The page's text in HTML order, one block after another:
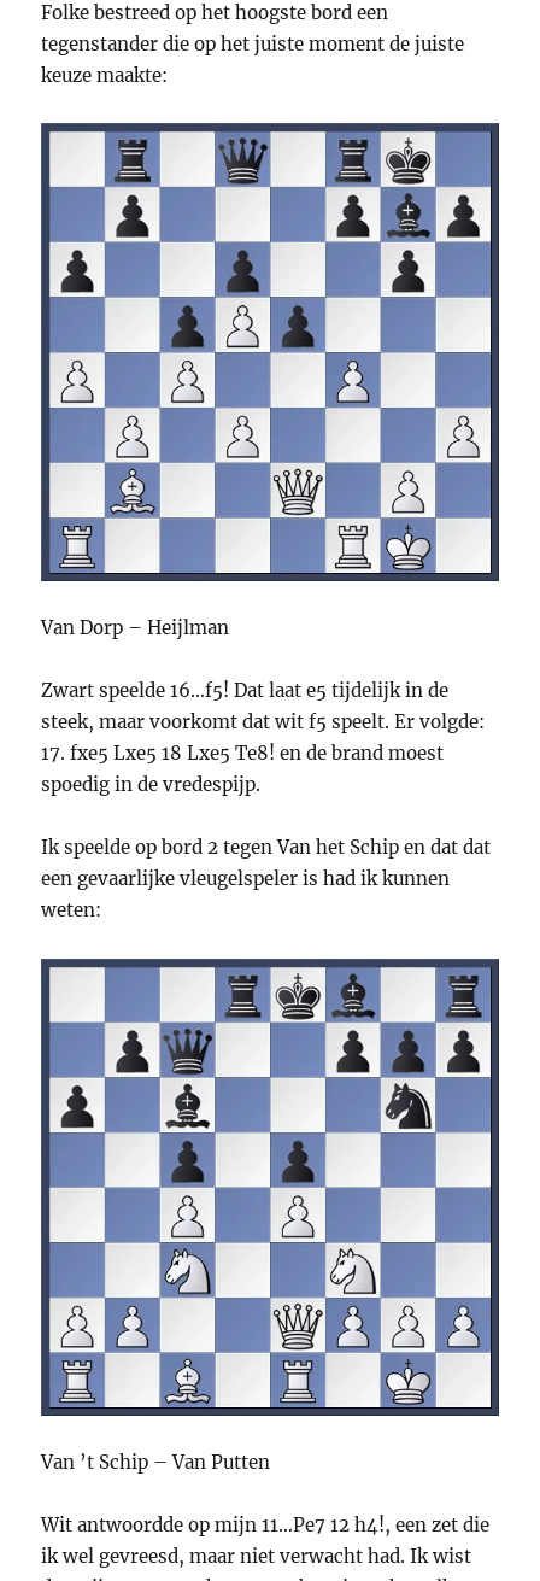
Folke bestreed op het hoogste bord een
tegenstander die op het juiste moment de juiste
keuze maakte:
Van Dorp – Heijlman
Zwart speelde 16…f5! Dat laat e5 tijdelijk in de
steek, maar voorkomt dat wit f5 speelt. Er volgde:
17. fxe5 Lxe5 18 Lxe5 Te8! en de brand moest
spoedig in de vredespijp.
Ik speelde op bord 2 tegen Van het Schip en dat dat
een gevaarlijke vleugelspeler is had ik kunnen
weten:
Van ’t Schip – Van Putten
Wit antwoordde op mijn 11…Pe7 12 h4!, een zet die
ik wel gevreesd, maar niet verwacht had. Ik wist